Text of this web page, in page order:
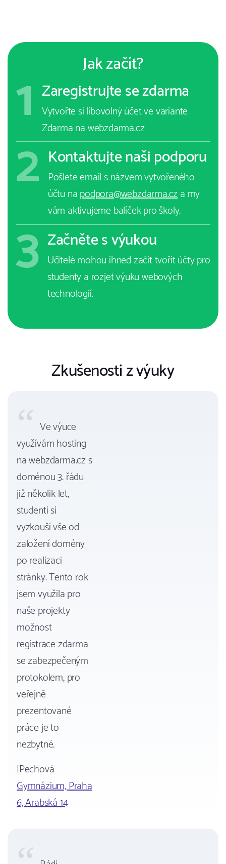
Jak začít?
1 Zaregistrujte se zdarma
Vytvořte si libovolný účet ve variante
Zdarma na webzdarma.cz
2 Kontaktujte naši podporu
Pošlete email s názvem vytvořeného
účtu napodpora@webzdarma.cza my
vám aktivujeme balíček pro školy.
3 Začněte s výukou
Učitelé mohou ihned začít tvořit účty pro
studenty a rozjet výuku webových
technologií.
Zkušenosti z výuky
Ve výuce
využívám hosting
na webzdarma.cz s
doménou 3. řádu
již několik let,
studenti si
vyzkouší vše od
založení domény
po realizaci
stránky. Tento rok
jsem využila pro
naše projekty
možnost
registrace zdarma
se zabezpečeným
protokolem, pro
veřejně
prezentované
práce je to
nezbytné.
IPechová
Gymnázium, Praha
6, Arabská 14